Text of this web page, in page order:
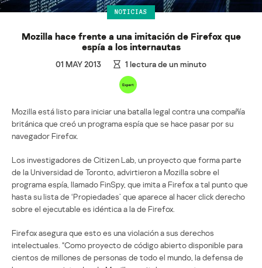
NOTICIAS
Mozilla hace frente a una imitación de Firefox que
espía a los internautas
01 MAY 2013 1 lectura de un minuto
Mozilla está listo para iniciar una batalla legal contra una compañía
británica que creó un programa espía que se hace pasar por su
navegador Firefox.
Los investigadores de Citizen Lab, un proyecto que forma parte
de la Universidad de Toronto, advirtieron a Mozilla sobre el
programa espía, llamado FinSpy, que imita a Firefox a tal punto que
hasta su lista de ‘Propiedades’ que aparece al hacer click derecho
sobre el ejecutable es idéntica a la de Firefox.
Firefox asegura que esto es una violación a sus derechos
intelectuales. “Como proyecto de código abierto disponible para
cientos de millones de personas de todo el mundo, la defensa de